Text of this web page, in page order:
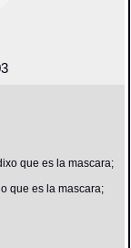
que es la mascara;
que es la mascara;